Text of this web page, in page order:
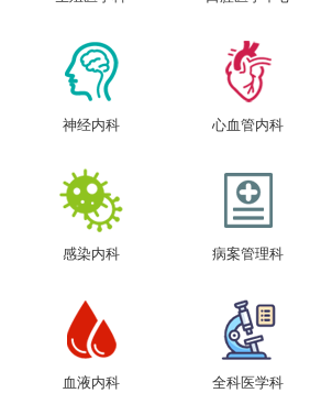
神经内科 心血管内科
感染内科 病案管理科
血液内科 全科医学科